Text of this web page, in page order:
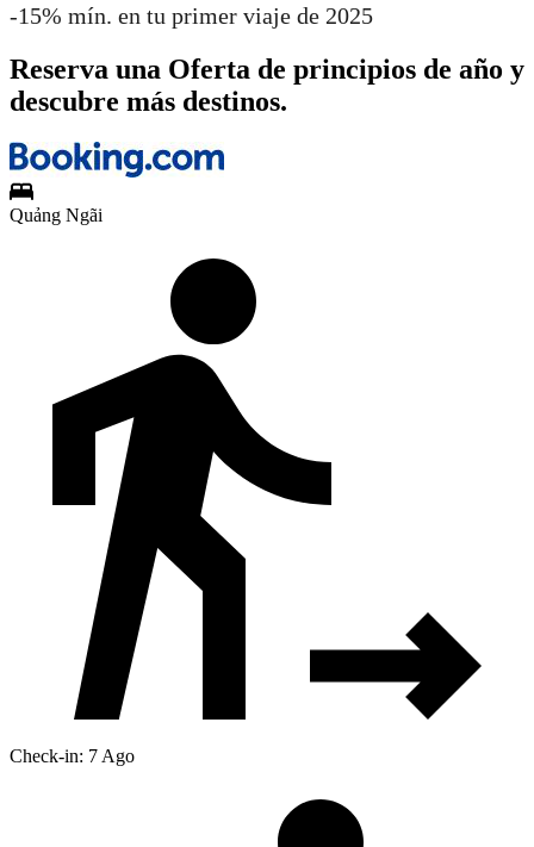
-15% mín. en tu primer viaje de 2025
Reserva una Oferta de principios de año y
descubre más destinos.
Quảng Ngãi
Check-in: 7 Ago